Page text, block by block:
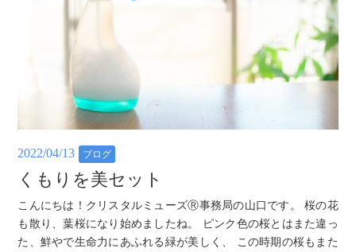
2022/04/13 ブログ
くもりを美セット
こんにちは！クリスタルミューズⓇ事務局の山口です。 桜の花
も散り、葉桜になり始めましたね。 ピンク色の桜とはまた違っ
た、鮮やで生命力にあふれる緑が美しく、 この時期の桜もまた